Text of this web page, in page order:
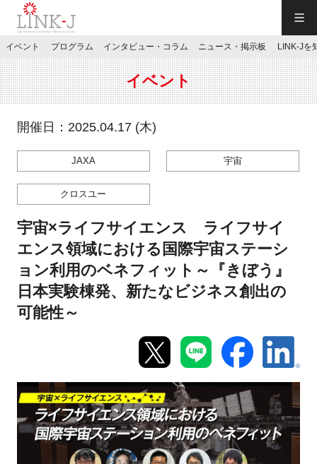
JP／EN
特別会員専用メニュー
お問い合わせ
マイページ
イベント
プログラム
インタビュー・コラム
イベント プログラム インタビュー・コラム ニュース・掲示板 LINK-Jを
イベント
開催日：2025.04.17 (木)
JAXA 宇宙
クロスユー
宇宙×ライフサイエンス ライフサイ
エンス領域における国際宇宙ステーシ
ョン利用のベネフィット～『きぼう』
日本実験棟発、新たなビジネス創出の
可能性～